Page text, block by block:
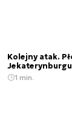
Kolejny atak.
Jekaterynburgu
1 min.